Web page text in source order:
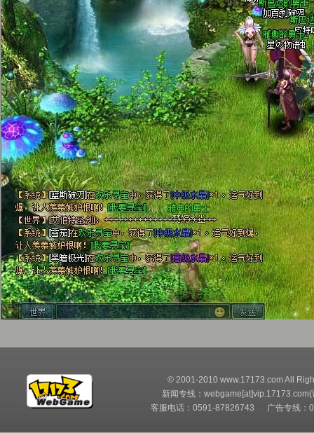
© 2001-2010 www.17173.com All
新闻专线：webgame[at]vip.17173.com(
客服电话：0591-87826743 广告专线